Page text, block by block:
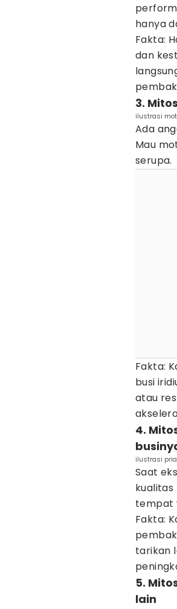
hanya
Fakta:
dan
3.
ilustrasi
Ada
Mau
serupa.
Fakta:
busi
atau
4.
ilustrasi
Saat
kualitas
tempat
Fakta:
tarikan
5.
lain